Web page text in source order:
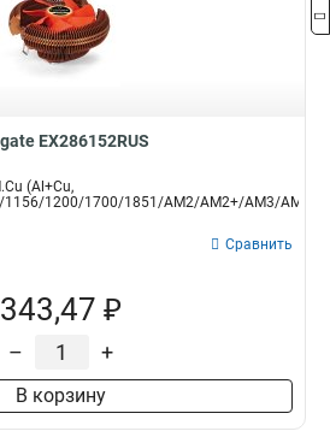
EX286152RUS
(Al+Cu,
1156/1200/1700/1851/AM2/AM2+/AM3/AM3+/
Сравнить
343,47 ₽
– +
В корзину